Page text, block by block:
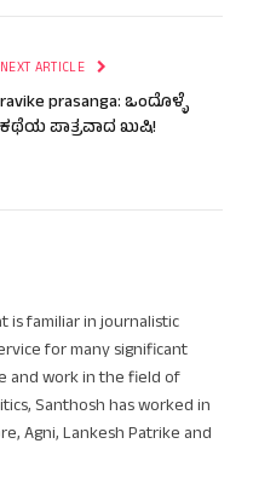
NEXT ARTICLE
ravike prasanga: ಒಂದೊಳ್ಳೆ
ಕಥೆಯ ಪಾತ್ರವಾದ ಖುಷಿ!
is familiar in journalistic
for many significant
and work in the field of
Santhosh has worked in
Agni, Lankesh Patrike and